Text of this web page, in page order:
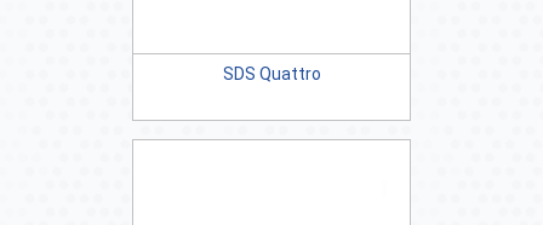
SDS Quattro